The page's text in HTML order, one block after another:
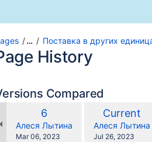
без кассового
на POS
товара на ТСД
… Поставка в других
History
Compared
Old
Version
6
changes.mady.by.user
Алеся Лытина
Saved
Mar 06, 2023
compared
New
Version
Current
Алеся Лытина
Saved
Jul 26, 2023